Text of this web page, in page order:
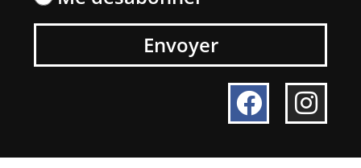
Envoyer